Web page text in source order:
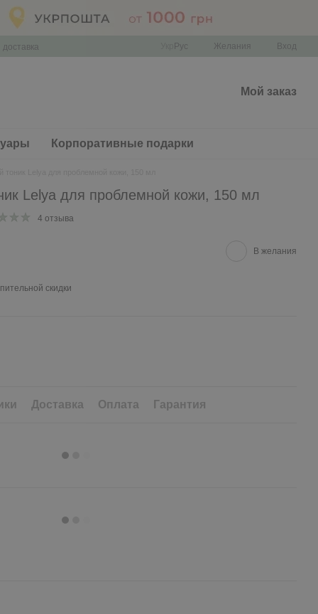
Рус Желания Вход
Мой заказ
Корпоративные подарки
Lelya для проблемной кожи, 150 мл
4 отзыва
В желания
скидки
Доставка Оплата Гарантия